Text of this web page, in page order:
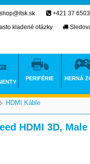
HDMI Káble
HDMI 3D,
+421 37
kladené otázky
PERIFÉRIE HERNÁ